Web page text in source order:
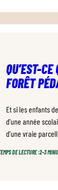
QU’EST-CE
FORÊT
Et si les enfants
d’une année
d’une vraie
DE LECTURE :2–3